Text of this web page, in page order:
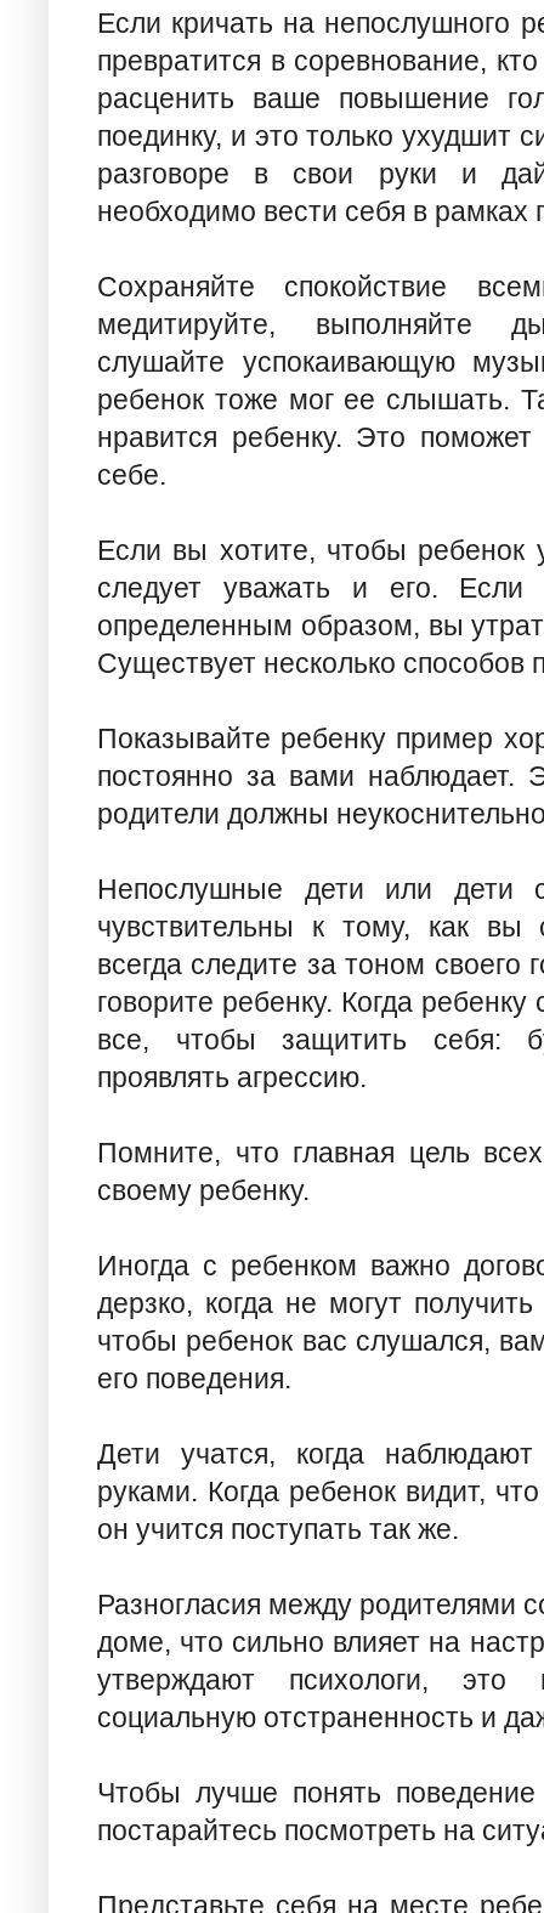
Если кричать на непослушного
превратится в соревнование,
расценить ваше повышение
поединку, и это только ухудшит
разговоре в свои руки и
необходимо вести себя в рамках
Сохраняйте спокойствие
медитируйте, выполняйте
слушайте успокаивающую
ребенок тоже мог ее слышать.
нравится ребенку. Это
себе.
Если вы хотите, чтобы
следует уважать и его. Если
определенным образом, вы
Существует несколько способов
Показывайте ребенку пример
постоянно за вами наблюдает.
родители должны
Непослушные дети или дети
чувствительны к тому, как
всегда следите за тоном
говорите ребенку. Когда
все, чтобы защитить себя:
проявлять агрессию.
Помните, что главная цель
своему ребенку.
Иногда с ребенком важно
дерзко, когда не могут
чтобы ребенок вас слушался,
его поведения.
Дети учатся, когда
руками. Когда ребенок видит,
он учится поступать так же.
Разногласия между родителями
доме, что сильно влияет на
утверждают психологи,
социальную отстраненность и
Чтобы лучше понять
постарайтесь посмотреть на
Представьте себя на месте